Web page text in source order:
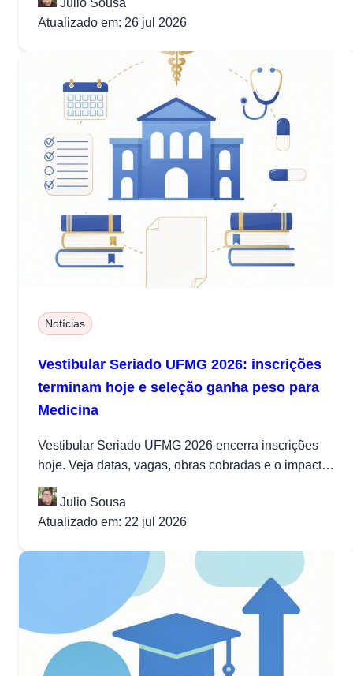
Atualizado em: 26 jul 2026
Notícias
Vestibular Seriado UFMG 2026: inscrições
terminam hoje e seleção ganha peso para
Medicina
Vestibular Seriado UFMG 2026 encerra inscrições
hoje. Veja datas, vagas, obras cobradas e o impacto
da seleção para Medicina e...
Julio Sousa
Atualizado em: 22 jul 2026